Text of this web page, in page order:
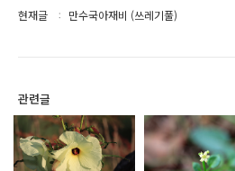
현재글 만수국아재비 (쓰레기풀)
관련글